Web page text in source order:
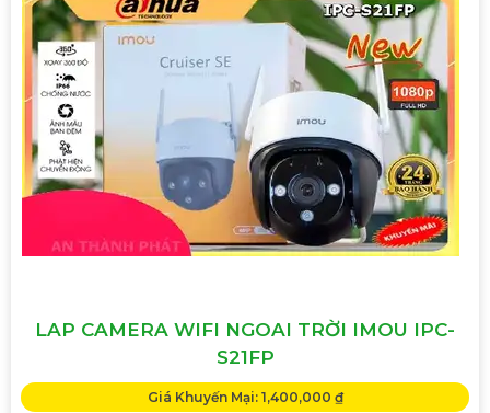
tiết trong hình ảnh vào điều kiện ánh sáng yếu. Hãy đầu tư
vào cameđể bảo vệ và giám sát an ninh hiệu quả hơn.
LAP CAMERA WIFI NGOAI TRỜI IMOU IPC-
S21FP
Giá Khuyến Mại: 1,400,000 ₫